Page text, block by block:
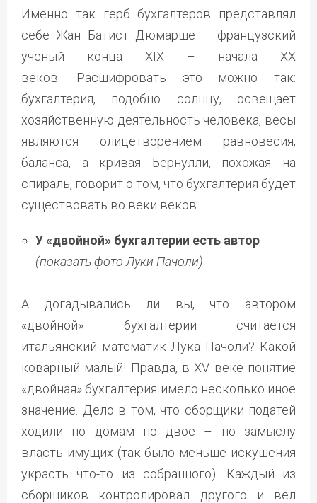
Именно так герб бухгалтеров представлял
себе Жан Батист Дюмарше – французский
ученый конца XIX – начала XX
веков. Расшифровать это можно так:
бухгалтерия, подобно солнцу, освещает
хозяйственную деятельность человека, весы
являются олицетворением равновесия,
баланса, а кривая Бернулли, похожая на
спираль, говорит о том, что бухгалтерия будет
существовать во веки веков.
У «двойной» бухгалтерии есть автор
(показать фото Луки Пачоли)
А догадывались ли вы, что автором
«двойной» бухгалтерии считается
итальянский математик Лука Пачоли? Какой
коварный малый! Правда, в XV веке понятие
«двойная» бухгалтерия имело несколько иное
значение. Дело в том, что сборщики податей
ходили по домам по двое – по замыслу
власть имущих (так было меньше искушения
украсть что-то из собранного). Каждый из
сборщиков контролировал другого и вёл